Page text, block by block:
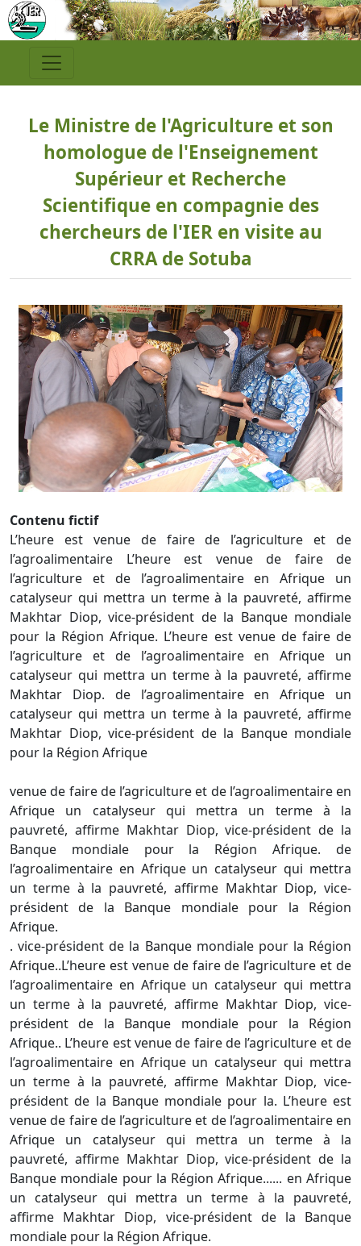
Le Ministre de l'Agriculture et son
homologue de l'Enseignement
Supérieur et Recherche
Scientifique en compagnie des
chercheurs de l'IER en visite au
CRRA de Sotuba
Contenu fictif
L’heure est venue de faire de l’agriculture et de
l’agroalimentaire L’heure est venue de faire de
l’agriculture et de l’agroalimentaire en Afrique un
catalyseur qui mettra un terme à la pauvreté, affirme
Makhtar Diop, vice-président de la Banque mondiale
pour la Région Afrique. L’heure est venue de faire de
l’agriculture et de l’agroalimentaire en Afrique un
catalyseur qui mettra un terme à la pauvreté, affirme
Makhtar Diop. de l’agroalimentaire en Afrique un
catalyseur qui mettra un terme à la pauvreté, affirme
Makhtar Diop, vice-président de la Banque mondiale
pour la Région Afrique
venue de faire de l’agriculture et de l’agroalimentaire en
Afrique un catalyseur qui mettra un terme à la
pauvreté, affirme Makhtar Diop, vice-président de la
Banque mondiale pour la Région Afrique. de
l’agroalimentaire en Afrique un catalyseur qui mettra
un terme à la pauvreté, affirme Makhtar Diop, vice-
président de la Banque mondiale pour la Région
Afrique.
. vice-président de la Banque mondiale pour la Région
Afrique..L’heure est venue de faire de l’agriculture et de
l’agroalimentaire en Afrique un catalyseur qui mettra
un terme à la pauvreté, affirme Makhtar Diop, vice-
président de la Banque mondiale pour la Région
Afrique.. L’heure est venue de faire de l’agriculture et de
l’agroalimentaire en Afrique un catalyseur qui mettra
un terme à la pauvreté, affirme Makhtar Diop, vice-
président de la Banque mondiale pour la. L’heure est
venue de faire de l’agriculture et de l’agroalimentaire en
Afrique un catalyseur qui mettra un terme à la
pauvreté, affirme Makhtar Diop, vice-président de la
Banque mondiale pour la Région Afrique...... en Afrique
un catalyseur qui mettra un terme à la pauvreté,
affirme Makhtar Diop, vice-président de la Banque
mondiale pour la Région Afrique.